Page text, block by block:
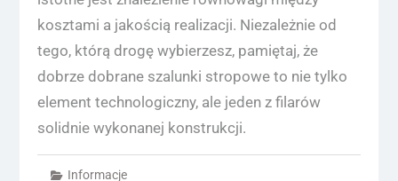
kosztami a jakością realizacji. Niezależnie od
tego, którą drogę wybierzesz, pamiętaj, że
dobrze dobrane szalunki stropowe to nie tylko
element technologiczny, ale jeden z filarów
solidnie wykonanej konstrukcji.
Informacje